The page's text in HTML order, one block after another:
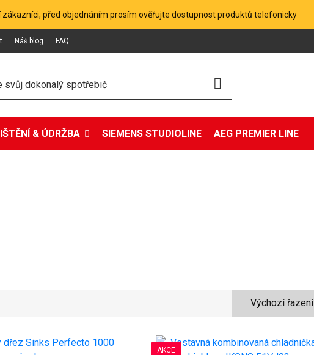
zákazníci, před objednáním prosím ověřujte dostupnost produktů telefonicky
Náš blog FAQ
& ÚDRŽBA SIEMENS STUDIOLINE AEG PREMIER LINE
Výchozí řazení
AKCE